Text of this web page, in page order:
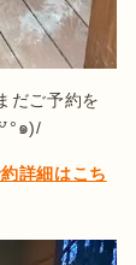
だご予約を
๑)/
詳細はこち